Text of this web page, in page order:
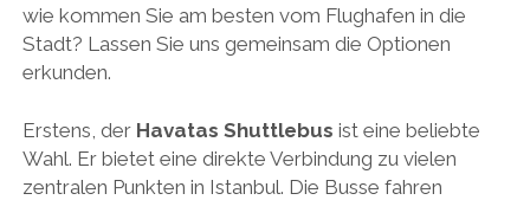
wie kommen Sie am besten vom Flughafen in die
Stadt? Lassen Sie uns gemeinsam die Optionen
erkunden.
Erstens, der Havatas Shuttlebus ist eine beliebte
Wahl. Er bietet eine direkte Verbindung zu vielen
zentralen Punkten in Istanbul. Die Busse fahren